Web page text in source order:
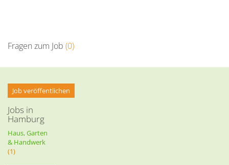
Fragen zum Job (0)
Job veröffentlichen
Jobs in
Hamburg
Haus, Garten
& Handwerk
(1)